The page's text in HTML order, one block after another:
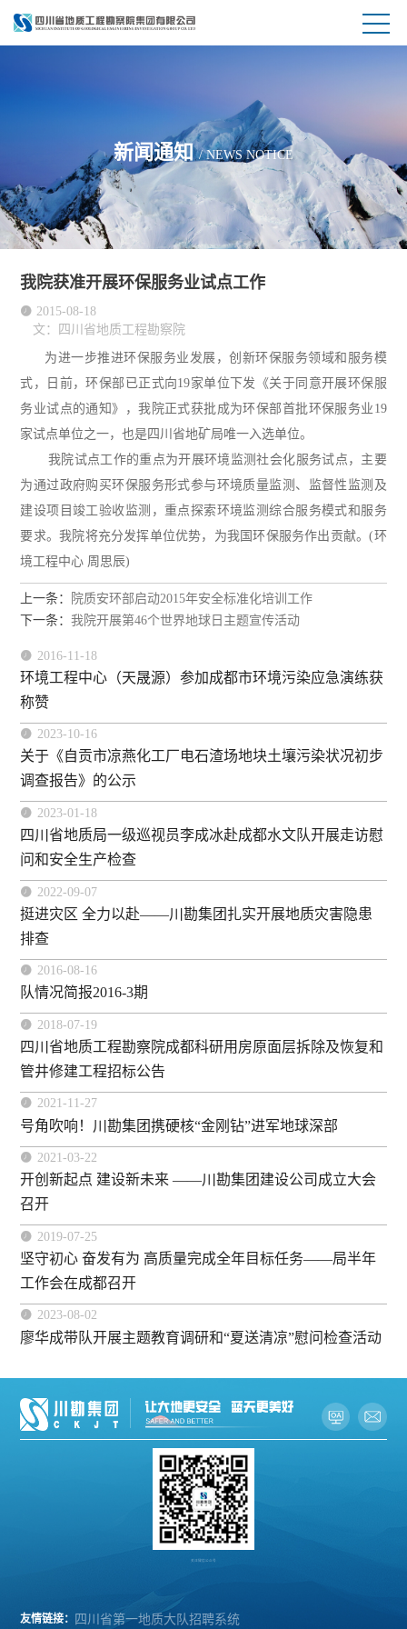
新闻通知/ NEWS NOTICE
我院获准开展环保服务业试点工作
 2015-08-18
文：四川省地质工程勘察院
为进一步推进环保服务业发展，创新环保服务领域和服务模
式，日前，环保部已正式向19家单位下发《关于同意开展环保服
务业试点的通知》，我院正式获批成为环保部首批环保服务业19
家试点单位之一，也是四川省地矿局唯一入选单位。
我院试点工作的重点为开展环境监测社会化服务试点，主要
为通过政府购买环保服务形式参与环境质量监测、监督性监测及
建设项目竣工验收监测， 重点探索环境监测综合服务模式和服务
要求。我院将充分发挥单位优势，为我国环保服务作出贡献。(环
境工程中心 周思辰)
上一条：
院质安环部启动2015年安全标准化培训工作
下一条：我院开展第46个世界地球日主题宣传活动
 2016-11-18
环境工程中心（天晟源）参加成都市环境污染应急演练获
称赞
 2023-10-16
关于《自贡市凉燕化工厂电石渣场地块土壤污染状况初步
调查报告》的公示
 2023-01-18
四川省地质局一级巡视员李成冰赴成都水文队开展走访慰
问和安全生产检查
 2022-09-07
挺进灾区 全力以赴——川勘集团扎实开展地质灾害隐患
排查
 2016-08-16
队情况简报2016-3期
 2018-07-19
四川省地质工程勘察院成都科研用房原面层拆除及恢复和
管井修建工程招标公告
 2021-11-27
号角吹响！川勘集团携硬核“金刚钻”进军地球深部
 2021-03-22
开创新起点 建设新未来 ——川勘集团建设公司成立大会
召开
 2019-07-25
坚守初心 奋发有为 高质量完成全年目标任务——局半年
工作会在成都召开
 2023-08-02
廖华成带队开展主题教育调研和“夏送清凉”慰问检查活动
关注微信公众号
友情链接： 四川省第一地质大队招聘系统